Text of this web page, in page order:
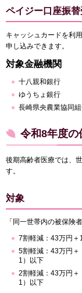
ペイジー口座振
キャッシュカードを利
申し込みできます。
対象金融機関
十八親和銀行
ゆうちょ銀行
長崎県央農業協同
令和8年度の
後期高齢者医療では、
す。
対象
「同一世帯内の被保険
7割軽減：43万円
5割軽減：43万円
1）以下
2割軽減：43万円
1）以下